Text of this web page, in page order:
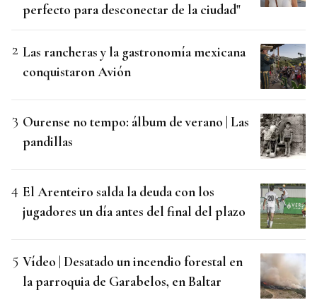
perfecto para desconectar de la ciudad"
Las rancheras y la gastronomía mexicana
conquistaron Avión
Ourense no tempo: álbum de verano | Las
pandillas
El Arenteiro salda la deuda con los
jugadores un día antes del final del plazo
Vídeo | Desatado un incendio forestal en
la parroquia de Garabelos, en Baltar